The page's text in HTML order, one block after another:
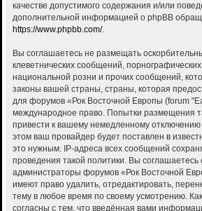
качестве допустимого содержания и/или
дополнительной информацией о phpBB
https://www.phpbb.com/.
Вы соглашаетесь не размещать
клеветнических сообщений,
национальной розни и прочих сообщений,
законы вашей страны, страны, которая
для форумов «Рок Восточной Европы (forum
международное право. Попытки размещения
привести к вашему немедленному
этом ваш провайдер будет поставлен в
это нужным. IP-адреса всех сообщений
проведения такой политики. Вы соглашаетесь
администраторы форумов «Рок Восточной
имеют право удалить, отредактировать,
тему в любое время по своему усмотрению.
согласны с тем, что введённая вами